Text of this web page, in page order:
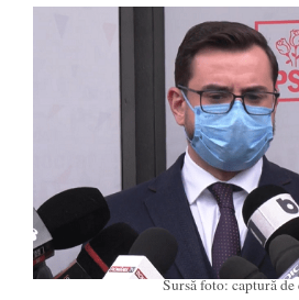
Sursă foto: captură de